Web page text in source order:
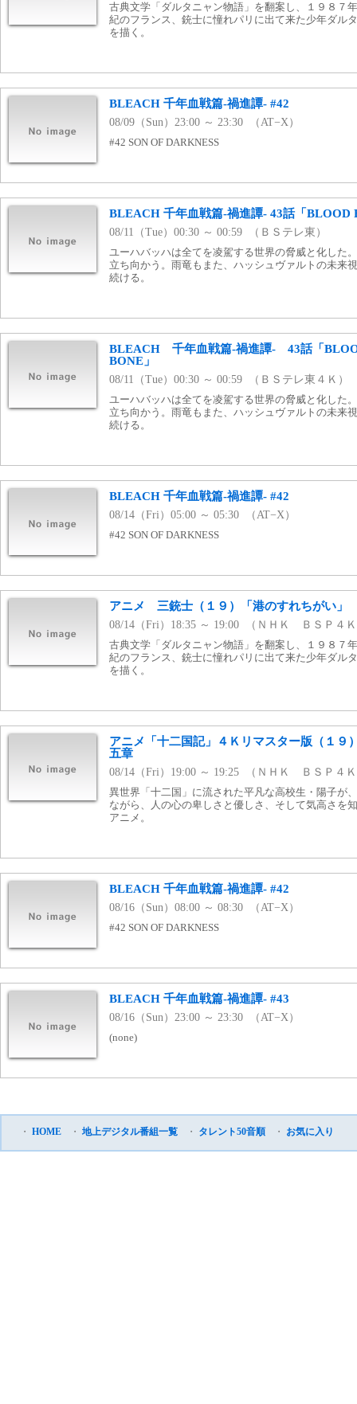
古典文学「ダルタニャン物語」を翻案し、１９８７
紀のフランス、銃士に憧れパリに出て来た少年ダル
を描く。
BLEACH 千年血戦篇-禍進譚- #42
08/09（Sun）23:00 ～ 23:30 （AT−X）
#42 SON OF DARKNESS
BLEACH 千年血戦篇-禍進譚- 43話「BLOOD
08/11（Tue）00:30 ～ 00:59 （ＢＳテレ東）
ユーハバッハは全てを凌駕する世界の脅威と化した
立ち向かう。雨竜もまた、ハッシュヴァルトの未来
続ける。
BLEACH 千年血戦篇-禍進譚- 43話「
BONE」
08/11（Tue）00:30 ～ 00:59 （ＢＳテレ東４Ｋ）
ユーハバッハは全てを凌駕する世界の脅威と化した
立ち向かう。雨竜もまた、ハッシュヴァルトの未来
続ける。
BLEACH 千年血戦篇-禍進譚- #42
08/14（Fri）05:00 ～ 05:30 （AT−X）
#42 SON OF DARKNESS
アニメ 三銃士（１９）「港のすれちがい」
08/14（Fri）18:35 ～ 19:00 （ＮＨＫ ＢＳＰ４
古典文学「ダルタニャン物語」を翻案し、１９８７
紀のフランス、銃士に憧れパリに出て来た少年ダル
を描く。
アニメ「十二国記」４Ｋリマスター版（１
五章
08/14（Fri）19:00 ～ 19:25 （ＮＨＫ ＢＳＰ４
異世界「十二国」に流された平凡な高校生・陽子が
ながら、人の心の卑しさと優しさ、そして気高さを
アニメ。
BLEACH 千年血戦篇-禍進譚- #42
08/16（Sun）08:00 ～ 08:30 （AT−X）
#42 SON OF DARKNESS
BLEACH 千年血戦篇-禍進譚- #43
08/16（Sun）23:00 ～ 23:30 （AT−X）
(none)
・ HOME ・ 地上デジタル番組一覧 ・ タレント50音順 ・ お気に入り